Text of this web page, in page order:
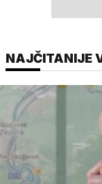
NAJČITANIJE